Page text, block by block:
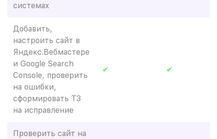
системах
Добавить,
настроить сайт в
Яндекс.Вебмастере
и Google Search
Console, проверить
на ошибки,
сформировать ТЗ
на исправление
✔ ✔
Проверить сайт на